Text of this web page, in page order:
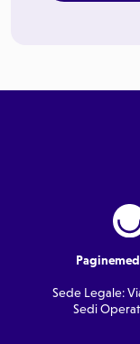
Sede Legale:
Sedi